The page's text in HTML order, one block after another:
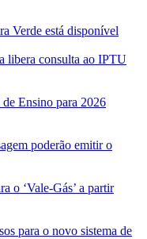
Verde está disponível
libera consulta ao IPTU
Ensino para 2026
poderão emitir o
o ‘Vale-Gás’ a partir
para o novo sistema de